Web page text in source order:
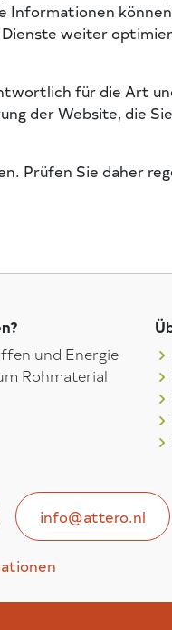
Informationen
weiter
für die Art
der Website, die
Prüfen Sie daher
und Energie
Rohmaterial
info@attero.nl